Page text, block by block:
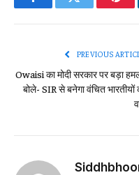
FacebookTwitter
PREVIOUS
Owaisi का मोदी सरकार पर बड़ा
बोले- SIR से बनेगा वंचित भारतीयों